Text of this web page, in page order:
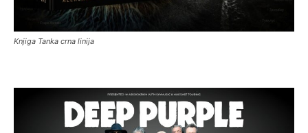
Knjiga Tanka crna linija